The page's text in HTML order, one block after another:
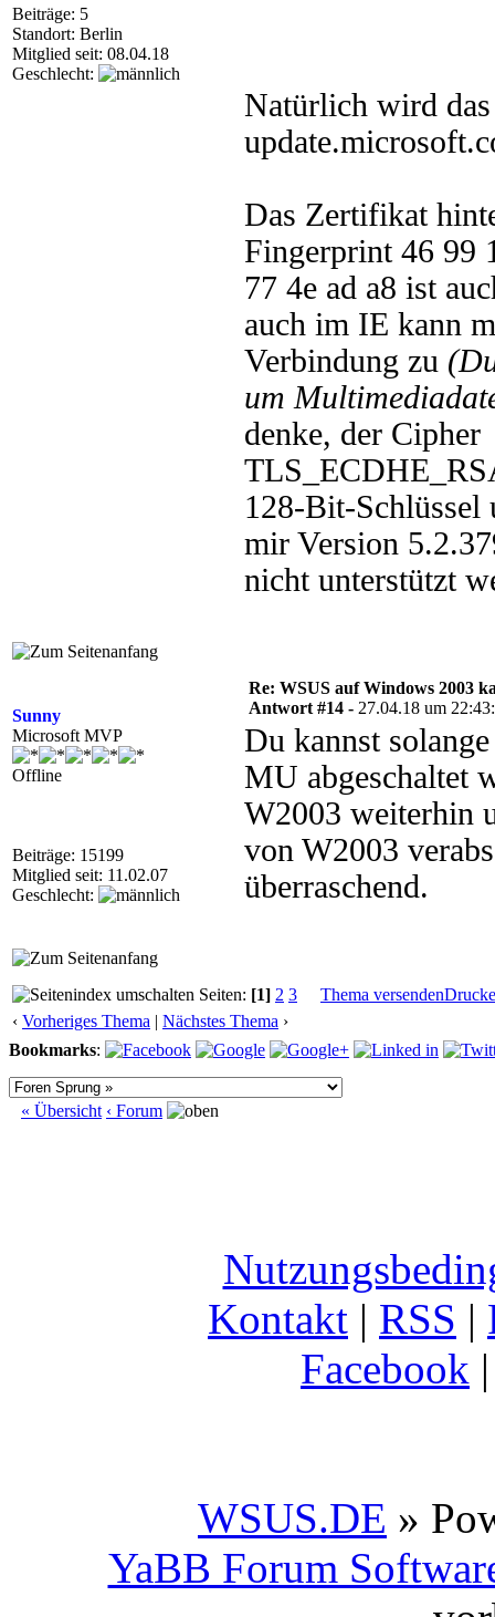
Beiträge: 5
Standort: Berlin
Mitglied seit: 08.04.18
Geschlecht:
Natürlich wird
Das Zertifikat
Fingerprint 46 99
77 4e ad a8 ist
auch im IE kann
Verbindung zu
um
denke, der Cipher
128-Bit-
mir Version
nicht unterstützt
Sunny
Microsoft MVP
Offline
Beiträge: 15199
Mitglied seit: 11.02.07
Geschlecht:
Re: WSUS auf Windows 2003
Antwort #14 - 27.04.18 um
Du kannst
MU abgeschaltet
W2003 weiterhin
von W2003
überraschend.
Seiten: [1] 2 3 Thema versenden
‹ Vorheriges Thema | Nächstes Thema ›
Bookmarks:
« Übersicht ‹ Forum
Kontakt | RSS |
Facebook
WSUS.DE »
YaBB Forum